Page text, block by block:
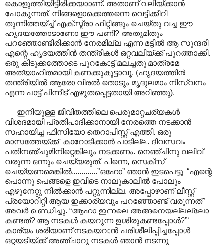
കൊളുത്തിയിട്ടിരിക്കയാ‍ാണ്. അതാണ് വലിയ്ക്കാൻ
പോകുന്നത്. നിങ്ങളൊക്കെത്തന്നെ വെട്ടിക്കീറി
തുന്നിത്തയ്ച്ച് എക്സ്ട്രാ ഫിറ്റിങ്ങും ചെയ്തു വച്ച ഈ
ഹൃദയത്തോടാണോ ഈ പണി? അതുമിതും
പറഞ്ഞോണ്ടിരിക്കാൻ നേരമില്ല എന്ന മട്ടിൽ ആ സുന്ദരി
എന്റെ ഹൃദയത്തിൻ തന്ത്രികൾ ഒറ്റവലിയ്ക്ക് പുറത്താക്കി.
ഒരു കിടുക്കത്തോടെ പുറകോട്ട് മലച്ചതു മാത്രമേ
അത്യാഹിതമായി കണക്കുകൂട്ടാവൂ. (ഹൃദയത്തിൻ
തന്ത്രിയിൽ ആരോ വിരൽ തൊടും മൃദുലമാം നിസ്വനം
എന്ന പാട്ട് പിന്നീട് എഴുതപ്പെട്ടതായി അറിഞ്ഞു).
ഇനിയുള്ള ജീവിതത്തിലെ പെരുമാറ്റചര്യകൾ
വിശദമായി പ്രതിപാദിക്കാനായി നേരത്തെ നടക്കാൻ
സഹായിച്ച ഫിസിയോ തെറാപിസ്റ്റ് എത്തി. ഒരു
മാസത്തേയ്ക്ക് കാറോടിക്കാൻ പാടില്ല. ദിവസവം
പതിനഞ്ചുമിനിറ്റെങ്കിലും നടക്കണം. നെഞ്ചിനു വലിവ്
വരുന്ന ഒന്നും ചെയ്യരുത്. പിന്നെ, സെക്സ്
ചെയ്യണമെങ്കിൽ.............”ഒഹോ” ഞാൻ ഇടപെട്ടു. “എന്റെ
പൊന്നു പെങ്ങളെ ഇവിടെ നാലുകാലിൽ പോലും
എഴുനേറ്റു നിൽക്കാൻ പറ്റുന്നില്ല. അപ്പോഴാണ് ലീസ്റ്റ്
പ്രയോറിറ്റി ആയ ഇക്കാര്യവും പറഞ്ഞോണ്ട് വരുന്നത്”
അവർ ഖണ്ഡിച്ചു. “ആഹാ ഇന്നലെ അങ്ങനെയല്ലല്ലോ
കണ്ടത്? ആ നടകൾ കയറുന്ന ഉശിരുകണ്ടപ്പോൾ?”‘
കാര്യം ശരിയാണ് നടകയറാൻ പരിശീലിപ്പിച്ചപ്പോൾ
ഒറ്റയടിയ്ക്ക് അഞ്ചാറു നടകൾ ഞാൻ നടന്നു